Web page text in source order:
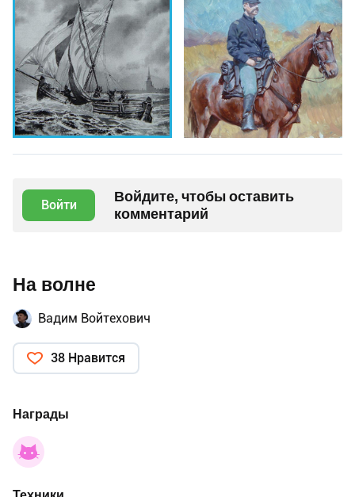
Войти
Войдите, чтобы оставить
комментарий
На волне
Вадим Войтехович
38 Нравится
Награды